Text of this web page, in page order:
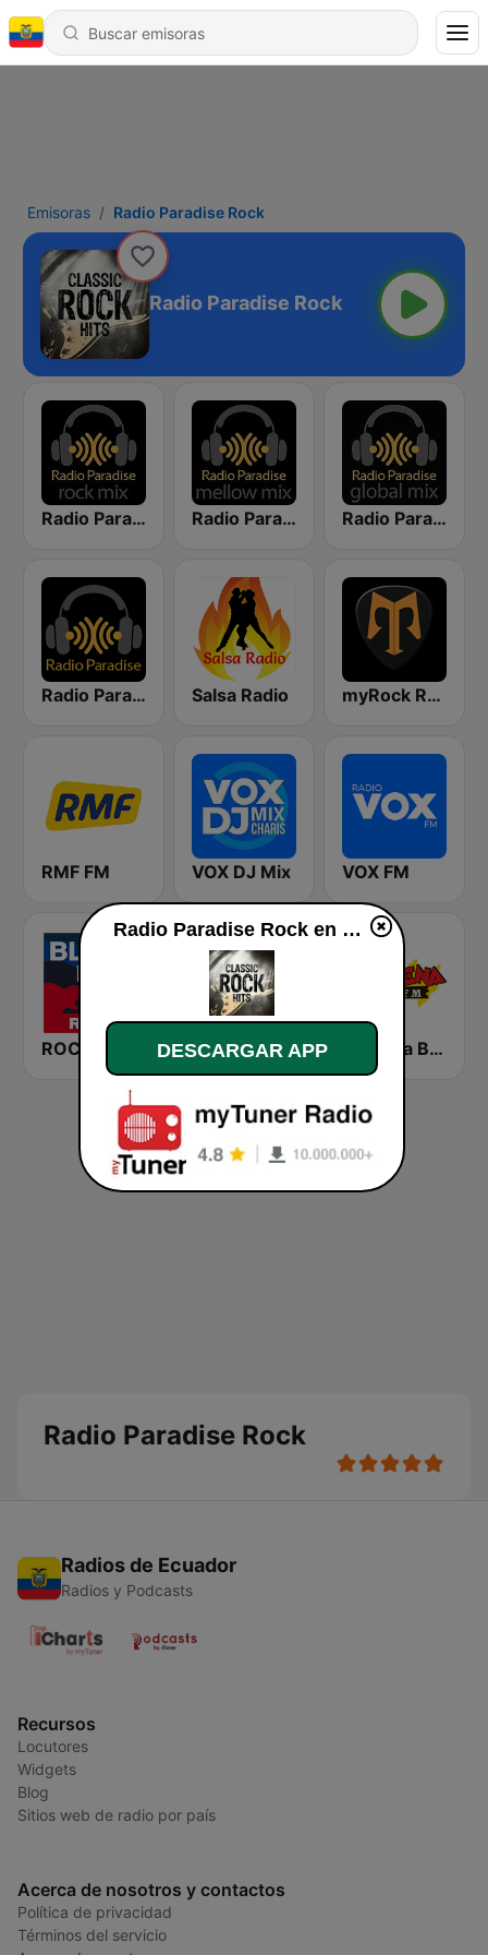
Emisoras Radio Paradise Rock
Radio Paradise Rock
Radio Paradise - Rock Mix Radio Paradise - Mellow Mix Radio Paradise - Global Mix
Radio Paradise Salsa Radio myRock Radio
RMF FM VOX DJ Mix VOX FM
Radio Paradise KLBN La Buena 101.9 FM
Radio Paradise Rock
Radios de Ecuador
Radios y Podcasts
Recursos
Locutores
Widgets
Blog
Sitios web de radio por país
Acerca de nosotros y contactos
Política de privacidad
Términos del servicio
Radio Paradise Rock en vivo
DESCARGAR APP